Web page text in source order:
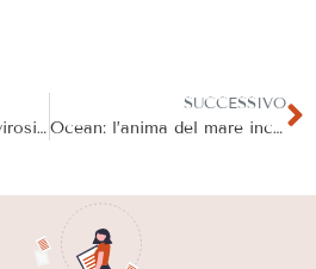
Prevenzione delle arbovirosi, l’appello della Società Italiana d’Igiene
SUCCESSIVO
Ocean: l’anima del mare incontra l’arte della profumeria